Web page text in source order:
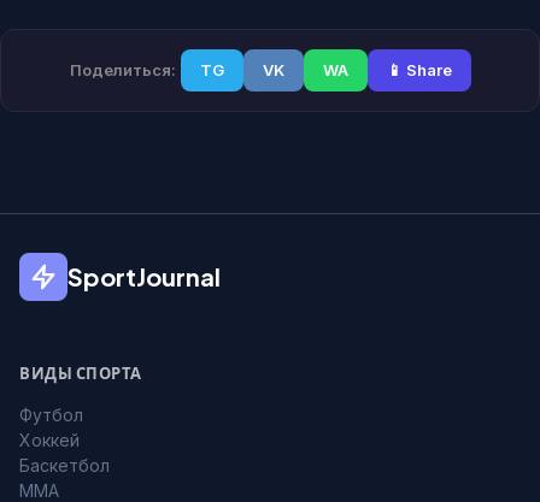
Поделиться: TG VK WA 📱 Share
SportJournal
ВИДЫ СПОРТА
Футбол
Хоккей
Баскетбол
MMA